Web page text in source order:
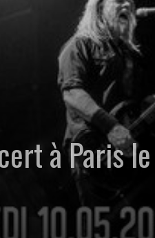
à Paris